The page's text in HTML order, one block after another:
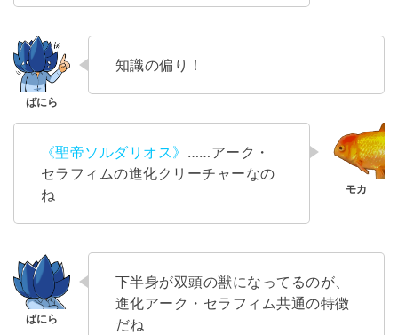
知識の偏り！
《聖帝ソルダリオス》 ……アーク・
セラフィムの進化クリーチャーなの
ね
下半身が双頭の獣になってるのが、
進化アーク・セラフィム共通の特徴
だね